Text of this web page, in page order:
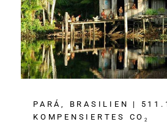
PARÁ, BRASILIEN |
KOMPENSIERTES CO2